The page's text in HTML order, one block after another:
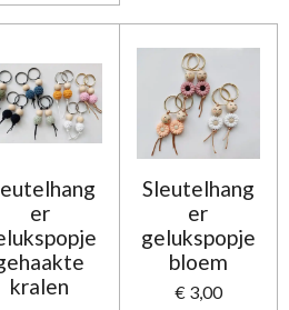
er
kralen
Sleutelhang
er
gelukspopje
bloem
€ 3,00